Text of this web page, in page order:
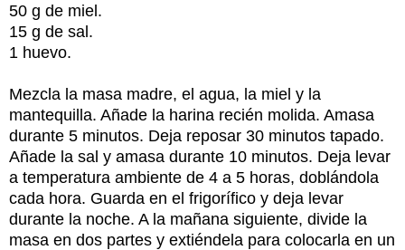
50 g de miel.
15 g de sal.
1 huevo.
Mezcla la masa madre, el agua, la miel y la
mantequilla. Añade la harina recién molida. Amasa
durante 5 minutos. Deja reposar 30 minutos tapado.
Añade la sal y amasa durante 10 minutos. Deja levar
a temperatura ambiente de 4 a 5 horas, doblándola
cada hora. Guarda en el frigorífico y deja levar
durante la noche. A la mañana siguiente, divide la
masa en dos partes y extiéndela para colocarla en un